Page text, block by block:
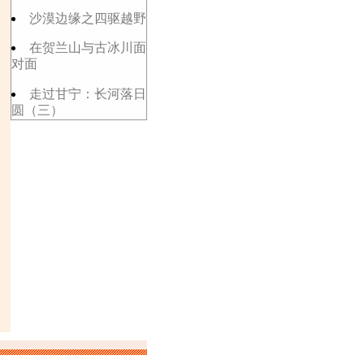
沙漠边缘之四驱越野
在贺兰山与古冰川面
对面
走过甘宁：长河落日
圆（三）